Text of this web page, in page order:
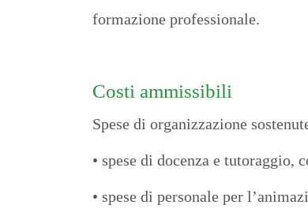
formazione professionale.
Costi ammissibili
Spese di organizzazione
• spese di docenza e tutoraggio,
• spese di personale per